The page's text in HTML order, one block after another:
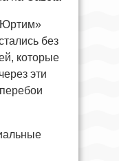
без
которые
эти